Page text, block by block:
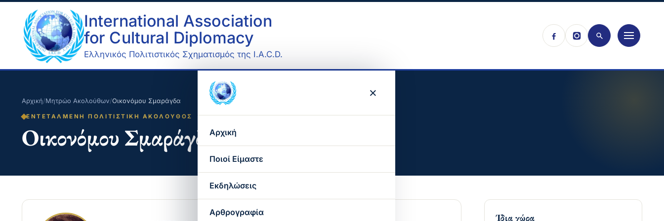
International Association
for Cultural Diplomacy
Ελληνικός Πολιτιστικός Σχηματισμός της I.A.C.D.
×
Αρχική
Ποιοί Είμαστε
Ο σκοπός μας
Εκδηλώσεις
Αρθρογραφία
Αρχική/Μητρώο Ακολούθων/Οικονόμου Σμαράγδα
ΕΝΤΕΤΑΛΜΈΝΗ ΠΟΛΙΤΙΣΤΙΚΉ ΑΚΌΛΟΥΘΟΣ
Οικονόμου Σμαράγδα
Ίδια χώρα